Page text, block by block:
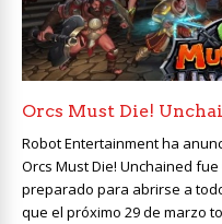
Orcs Must Die!
Robot Entertainment ha
Orcs Must Die! Unchained
preparado para abrirse a
que el próximo 29 de marzo